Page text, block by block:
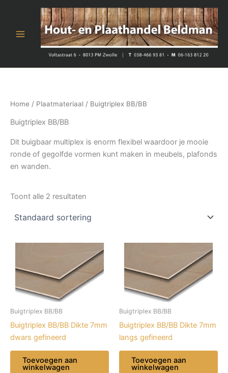
Home / Plaatmateriaal / Buigtriplex BB/BB
Buigtriplex BB/BB
Dit buigbaar multiplex is enorm flexibel waardoor je mooie
ronde of gegolfde vormen kunt maken in meubels, plafonds
en wanden.
Toont alle 2 resultaten
Buigtriplex BB/BB
Buigtriplex BB/BB Dikte 7mm
dwars gefineerd
Toevoegen aan
winkelwagen
Buigtriplex BB/BB
Buigtriplex BB/BB Dikte 7mm
langs gefineerd
Toevoegen aan
winkelwagen